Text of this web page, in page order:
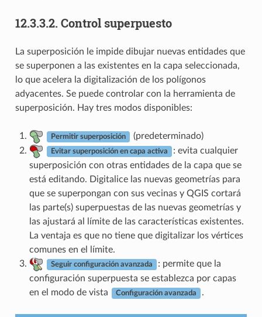
12.3.3.2. Control superpuesto
La superposición le impide dibujar nuevas entidades que
se superponen a las existentes en la capa seleccionada,
lo que acelera la digitalización de los polígonos
adyacentes. Se puede controlar con la herramienta de
superposición. Hay tres modos disponibles:
Permitir superposición (predeterminado)
Evitar superposición en capa activa
: evita cualquier
superposición con otras entidades de la capa que se
está editando. Digitalice las nuevas geometrías para
que se superpongan con sus vecinas y QGIS cortará
las parte(s) superpuestas de las nuevas geometrías y
las ajustará al límite de las características existentes.
La ventaja es que no tiene que digitalizar los vértices
comunes en el límite.
Seguir configuración avanzada
: permite que la
configuración superpuesta se establezca por capas
en el modo de vista
Configuración avanzada .